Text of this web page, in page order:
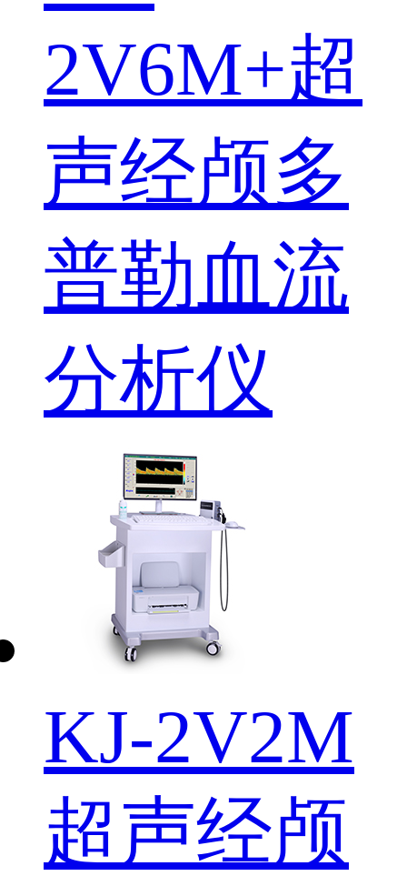
2V6M+超
声经颅多
普勒血流
分析仪
KJ-2V2M
超声经颅